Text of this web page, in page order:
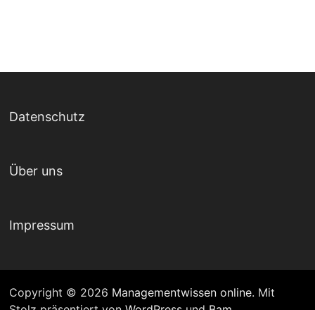
Datenschutz
Über uns
Impressum
Copyright © 2026 Managementwissen online. Mit